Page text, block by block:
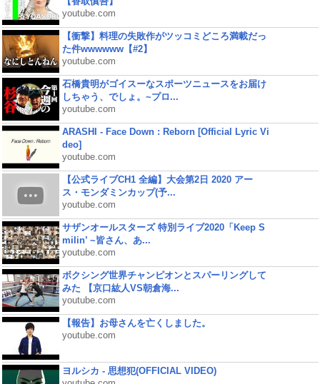
youtube.com
【衝撃】料理の失敗作がツッコミどころ満載だっ
た件wwwwww【#2】
youtube.com
石橋貴明がゴイスーなスポーツニュースをお届け
しちゃう、でしょ。~プロ...
youtube.com
ARASHI - Face Down : Reborn [Official Lyric Vi
deo]
youtube.com
【公式ライブCH1 全編】大会第2日 2020 アー
ス・モンダミンカップ(予...
youtube.com
サザンオールスターズ 特別ライブ2020「Keep S
milin’ ~皆さん、あ...
youtube.com
ボクシング世界チャンピオンとスパーリングして
みた 【京口紘人VS朝倉海...
youtube.com
【報告】お母さんを亡くしました。
youtube.com
ヨルシカ - 思想犯(OFFICIAL VIDEO)